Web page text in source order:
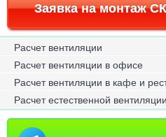
Заявка на монтаж
Расчет вентиляции
Расчет вентиляции в офисе
Расчет вентиляции в кафе и
Расчет естественной вентиляции